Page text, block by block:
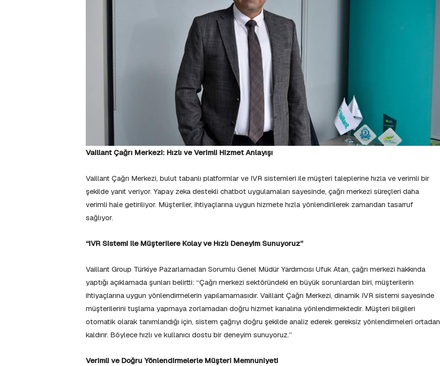
Vaillant Çağrı Merkezi: Hızlı ve Verimli Hizmet Anlayışı
Vaillant Çağrı Merkezi, bulut tabanlı platformlar ve IVR sistemleri ile müşteri taleplerine hızla ve verimli bir
şekilde yanıt veriyor. Yapay zeka destekli chatbot uygulamaları sayesinde, çağrı merkezi süreçleri daha
verimli hale getiriliyor. Müşteriler, ihtiyaçlarına uygun hizmete hızla yönlendirilerek zamandan tasarruf
sağlıyor.
“IVR Sistemi ile Müşterilere Kolay ve Hızlı Deneyim Sunuyoruz”
Vaillant Group Türkiye Pazarlamadan Sorumlu Genel Müdür Yardımcısı Ufuk Atan, çağrı merkezi hakkında
yaptığı açıklamada şunları belirtti: “Çağrı merkezi sektöründeki en büyük sorunlardan biri, müşterilerin
ihtiyaçlarına uygun yönlendirmelerin yapılamamasıdır. Vaillant Çağrı Merkezi, dinamik IVR sistemi sayesinde
müşterilerini tuşlama yapmaya zorlamadan doğru hizmet kanalına yönlendirmektedir. Müşteri bilgileri
otomatik olarak tanımlandığı için, sistem çağrıyı doğru şekilde analiz ederek gereksiz yönlendirmeleri ortadan
kaldırır. Böylece hızlı ve kullanıcı dostu bir deneyim sunuyoruz.”
Verimli ve Doğru Yönlendirmelerle Müşteri Memnuniyeti